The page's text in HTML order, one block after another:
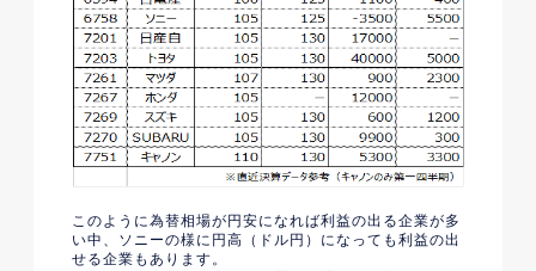
このように為替相場が円安になれば利益の出る企業が多
い中、ソニーの様に円高（ドル円）になっても利益の出
せる企業もあります。